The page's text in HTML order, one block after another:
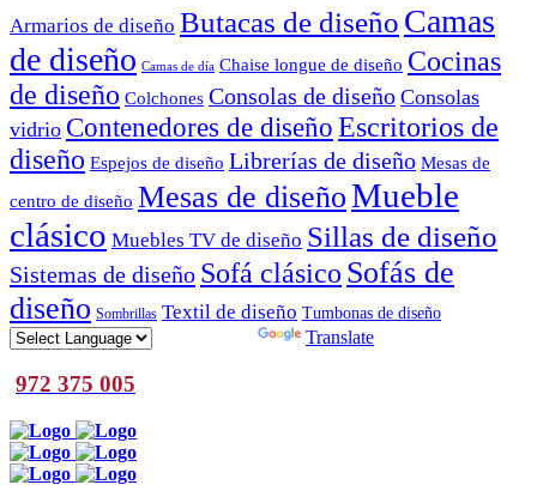
Armarios de diseño Butacas de diseño Camas
de diseño Camas de día Chaise longue de diseño Cocinas
de diseño Colchones Consolas de diseño Consolas
vidrio Contenedores de diseño Escritorios de
diseño Espejos de diseño Librerías de diseño Mesas de
centro de diseño Mesas de diseñoMueble
clásico Muebles TV de diseño Sillas de diseño
Sistemas de diseño Sofá clásico Sofás de
diseño Sombrillas Textil de diseño Tumbonas de diseño
Translate
972 375 005